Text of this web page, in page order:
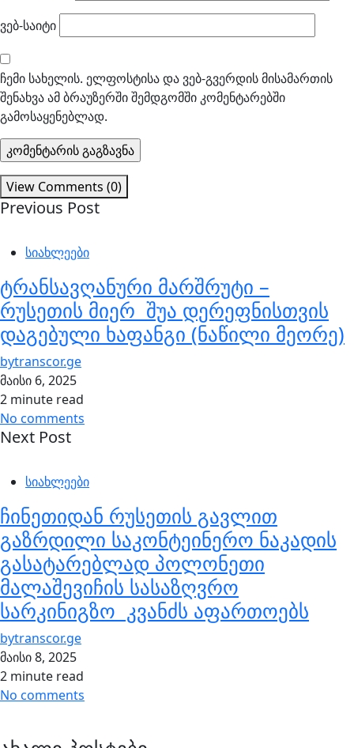
ვებ-საიტი
ჩემი სახელის. ელფოსტისა და ვებ-გვერდის მისამართის
შენახვა ამ ბრაუზერში შემდგომში კომენტარებში
გამოსაყენებლად.
View Comments (0)
Previous Post
სიახლეები
ტრანსავღანური მარშრუტი –
რუსეთის მიერ შუა დერეფნისთვის
დაგებული ხაფანგი (ნაწილი მეორე)
bytranscor.ge
მაისი 6, 2025
2 minute read
No comments
Next Post
სიახლეები
ჩინეთიდან რუსეთის გავლით
გაზრდილი საკონტეინერო ნაკადის
გასატარებლად პოლონეთი
მალაშევიჩის სასაზღვრო
სარკინიგზო კვანძს აფართოებს
bytranscor.ge
მაისი 8, 2025
2 minute read
No comments